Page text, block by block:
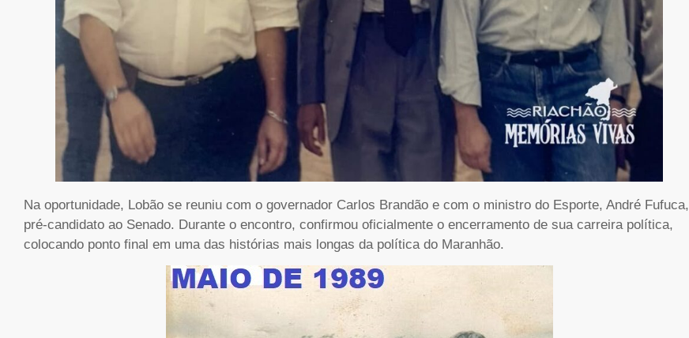
Na oportunidade, Lobão se reuniu com o governador Carlos Brandão e com o ministro do Esporte, André Fufuca,
pré-candidato ao Senado. Durante o encontro, confirmou oficialmente o encerramento de sua carreira política,
colocando ponto final em uma das histórias mais longas da política do Maranhão.